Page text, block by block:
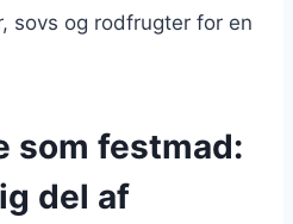
sovs og rodfrugter for en
som festmad:
del af